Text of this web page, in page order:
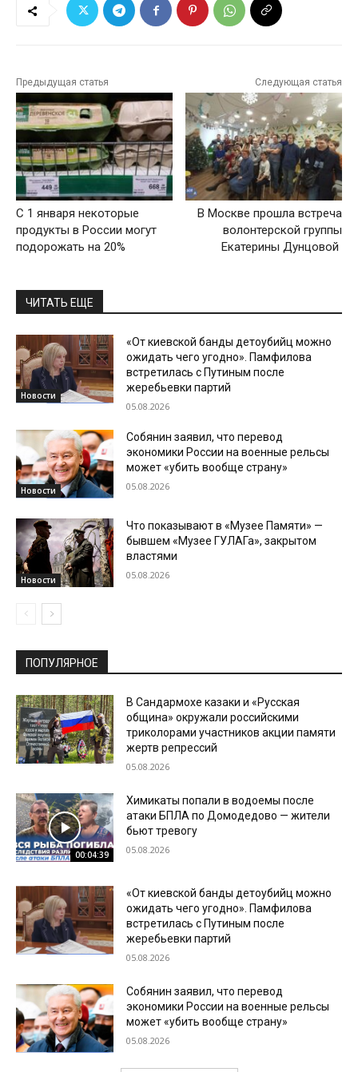
Предыдущая статья
С 1 января некоторые
продукты в России могут
подорожать на 20%
Следующая статья
В Москве прошла встреча
волонтерской группы
Екатерины Дунцовой
ЧИТАТЬ ЕЩЕ
Новости
«От киевской банды детоубийц можно
ожидать чего угодно». Памфилова
встретилась с Путиным после
жеребьевки партий
05.08.2026
Новости
Собянин заявил, что перевод
экономики России на военные рельсы
может «убить вообще страну»
05.08.2026
Новости
Что показывают в «Музее Памяти» —
бывшем «Музее ГУЛАГа», закрытом
властями
05.08.2026
ПОПУЛЯРНОЕ
В Сандармохе казаки и «Русская
община» окружали российскими
триколорами участников акции памяти
жертв репрессий
05.08.2026
00:04:39
Химикаты попали в водоемы после
атаки БПЛА по Домодедово — жители
бьют тревогу
05.08.2026
«От киевской банды детоубийц можно
ожидать чего угодно». Памфилова
встретилась с Путиным после
жеребьевки партий
05.08.2026
Собянин заявил, что перевод
экономики России на военные рельсы
может «убить вообще страну»
05.08.2026